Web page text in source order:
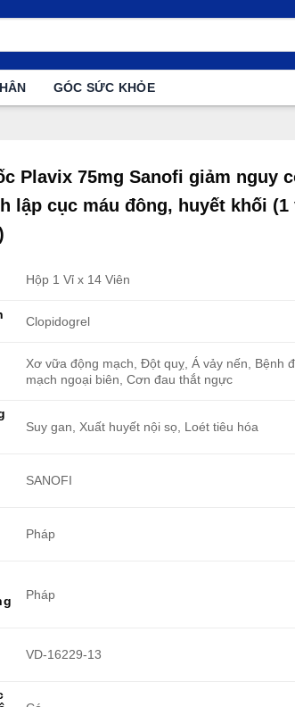
GÓC SỨC KHỎE
Plavix 75mg Sanofi giảm nguy
lập cục máu đông, huyết khối (1
Hộp 1 Vỉ x 14 Viên
Clopidogrel
Xơ vữa động mạch, Đột quỵ, Á vảy nến, Bệnh
mạch ngoại biên, Cơn đau thắt ngực
Suy gan, Xuất huyết nội sọ, Loét tiêu hóa
SANOFI
Pháp
Pháp
VD-16229-13